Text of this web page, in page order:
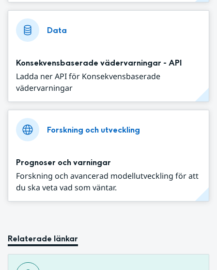
Data
Konsekvensbaserade vädervarningar - API
Ladda ner API för Konsekvensbaserade
vädervarningar
Forskning och utveckling
Prognoser och varningar
Forskning och avancerad modellutveckling för att
du ska veta vad som väntar.
Relaterade länkar